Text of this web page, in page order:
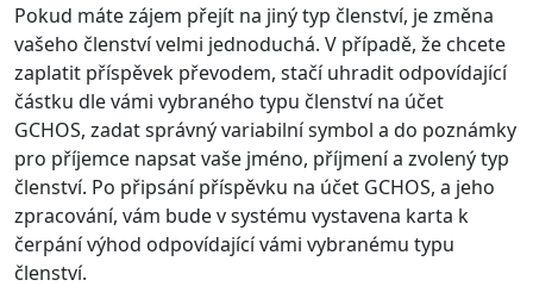
Pokud máte zájem přejít na jiný typ členství, je změna
vašeho členství velmi jednoduchá. V případě, že chcete
zaplatit příspěvek převodem, stačí uhradit odpovídající
částku dle vámi vybraného typu členství na účet
GCHOS, zadat správný variabilní symbol a do poznámky
pro příjemce napsat vaše jméno, příjmení a zvolený typ
členství. Po připsání příspěvku na účet GCHOS, a jeho
zpracování, vám bude v systému vystavena karta k
čerpání výhod odpovídající vámi vybranému typu
členství.